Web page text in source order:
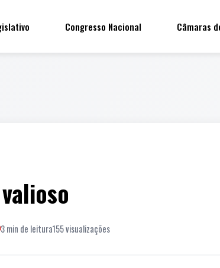
Congresso Nacional Câmaras
3 min de leitura155 visualizações